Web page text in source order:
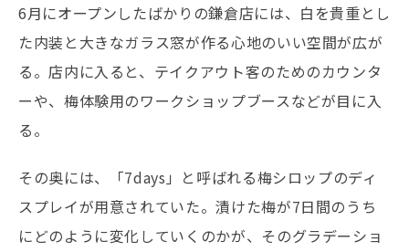
6月にオープンしたばかりの鎌倉店には、白を貴重とし
た内装と大きなガラス窓が作る心地のいい空間が広が
る。店内に入ると、テイクアウト客のためのカウンタ
ーや、梅体験用のワークショップブースなどが目に入
る。
その奥には、「7days」と呼ばれる梅シロップのディ
スプレイが用意されていた。漬けた梅が7日間のうち
にどのように変化していくのかが、そのグラデーショ